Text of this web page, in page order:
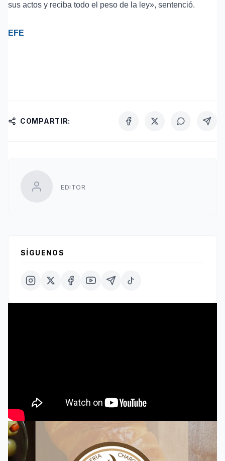
sus actos y reciba todo el peso de la ley», sentenció.
EFE
COMPARTIR:
EDITOR
SÍGUENOS